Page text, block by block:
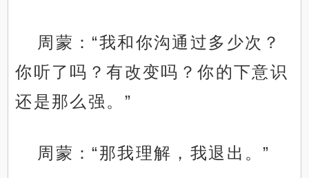
周蒙：“我和你沟通过多少次？
你听了吗？有改变吗？你的下意识
还是那么强。”
周蒙：“那我理解，我退出。”